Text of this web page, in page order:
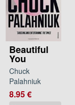
Beautiful
You
Chuck
Palahniuk
8.95 €